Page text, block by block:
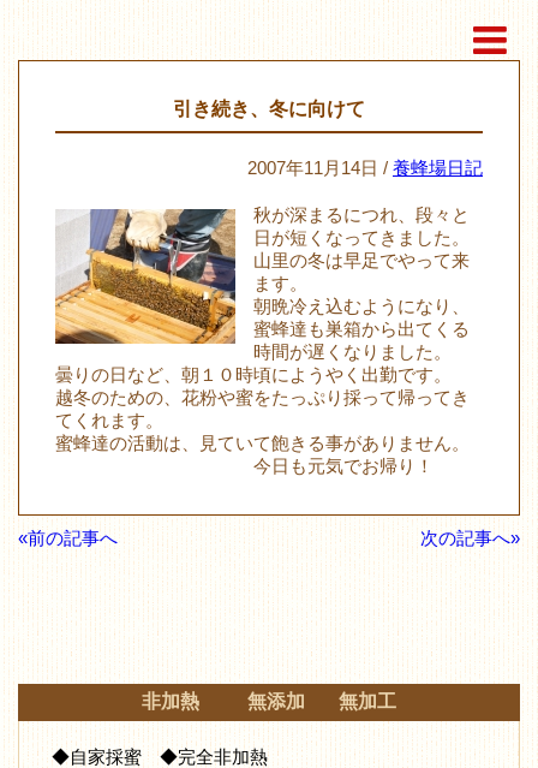
引き続き、冬に向けて
2007年11月14日 / 養蜂場日記
秋が深まるにつれ、段々と
日が短くなってきました。
山里の冬は早足でやって来
ます。
朝晩冷え込むようになり、
蜜蜂達も巣箱から出てくる
時間が遅くなりました。
曇りの日など、朝１０時頃にようやく出勤です。
越冬のための、花粉や蜜をたっぷり採って帰ってき
てくれます。
蜜蜂達の活動は、見ていて飽きる事がありません。
今日も元気でお帰り！
«前の記事へ 次の記事へ»
非加熱 無添加 無加工
◆自家採蜜 ◆完全非加熱